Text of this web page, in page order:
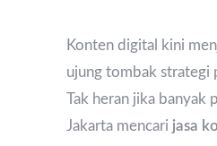
Konten digital kini
ujung tombak strategi
Tak heran jika banyak
Jakarta mencari jasa